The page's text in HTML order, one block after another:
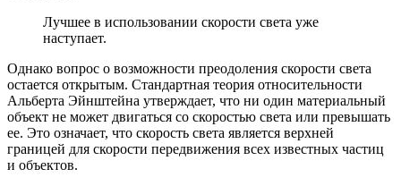
Лучшее в использовании скорости света уже
наступает.
Однако вопрос о возможности преодоления скорости света
остается открытым. Стандартная теория относительности
Альберта Эйнштейна утверждает, что ни один материальный
объект не может двигаться со скоростью света или превышать
ее. Это означает, что скорость света является верхней
границей для скорости передвижения всех известных частиц
и объектов.